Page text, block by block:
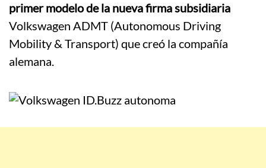
primer modelo de la nueva firma subsidiaria
Volkswagen ADMT (Autonomous Driving
Mobility & Transport) que creó la compañía
alemana.